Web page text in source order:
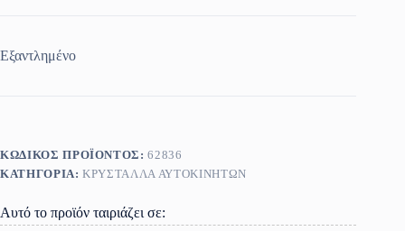
Εξαντλημένο
ΚΩΔΙΚΌΣ ΠΡΟΪΌΝΤΟΣ:62836
ΚΑΤΗΓΟΡΊΑ:ΚΡΎΣΤΑΛΛΑ ΑΥΤΟΚΙΝΉΤΩΝ
Αυτό το προϊόν ταιριάζει σε: